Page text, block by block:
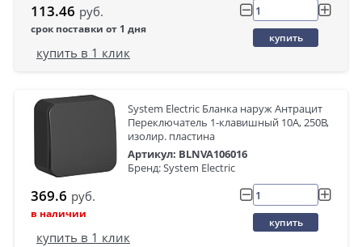
113.46 руб.
срок поставки от 1 дня
купить
купить в 1 клик
System Electric Бланка наруж Антрацит
Переключатель 1-клавишный 10А, 250B,
изолир. пластина
Артикул: BLNVA106016
Бренд: System Electric
369.6 руб.
в наличии
купить
купить в 1 клик